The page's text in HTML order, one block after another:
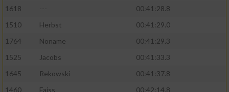
1618
---
00:41:28.8
1510
Herbst
00:41:29.0
1764
Noname
00:41:29.3
1525
Jacobs
00:41:33.3
1645
Rekowski
00:41:37.8
1460
Faiss
00:42:14.8